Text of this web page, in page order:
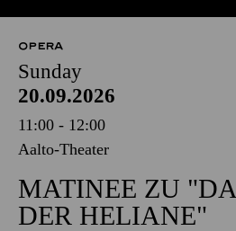
OPERA
Sunday
20.09.2026
11:00 - 12:00
Aalto-Theater
MATINEE ZU
DER HELIANE"